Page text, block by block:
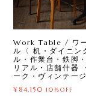
Work Table / ワ
ル〈 机・ダイニン
ル・作業台・鉄脚
リアル・店舗什器
ーク・ヴィンテー
¥84,150 10%OFF